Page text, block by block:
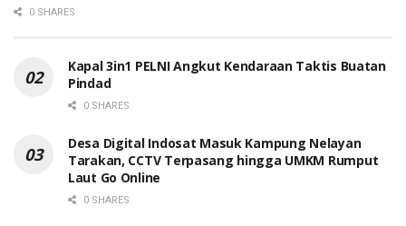
0 SHARES
Kapal 3in1 PELNI Angkut Kendaraan Taktis Buatan
Pindad
0 SHARES
Desa Digital Indosat Masuk Kampung Nelayan
Tarakan, CCTV Terpasang hingga UMKM Rumput
Laut Go Online
0 SHARES